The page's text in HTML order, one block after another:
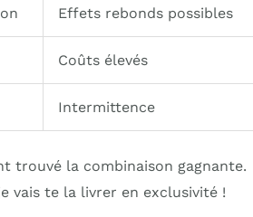
Effets rebonds possibles
Coûts élevés
Intermittence
trouvé la combinaison gagnante.
vais te la livrer en exclusivité !